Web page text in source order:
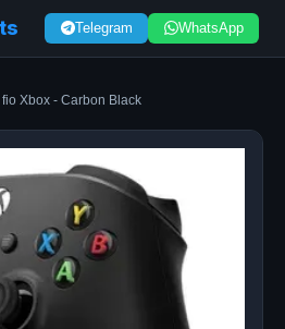
Telegram WhatsApp
fio Xbox - Carbon Black